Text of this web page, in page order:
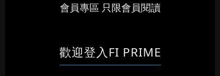
會員專區 只限會員閱讀
歡迎登入FI PRIME